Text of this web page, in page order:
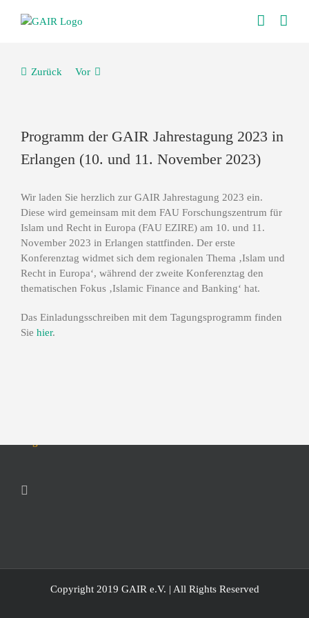
Zurück Vor
Programm der GAIR Jahrestagung 2023 in
Erlangen (10. und 11. November 2023)
Wir laden Sie herzlich zur GAIR Jahrestagung 2023 ein.
Diese wird gemeinsam mit dem FAU Forschungszentrum für
Islam und Recht in Europa (FAU EZIRE) am 10. und 11.
November 2023 in Erlangen stattfinden. Der erste
Konferenztag widmet sich dem regionalen Thema ‚Islam und
Recht in Europa‘, während der zweite Konferenztag den
thematischen Fokus ‚Islamic Finance and Banking‘ hat.
Das Einladungsschreiben mit dem Tagungsprogramm finden
Sie hier.
Universität Leipzig
Orientalische Institut
Schillerstr. 6
gair@uni-leipzig.de
WICHTIGES
Datenschutzerklärung
Impressum
Copyright 2019 GAIR e.V. | All Rights Reserved